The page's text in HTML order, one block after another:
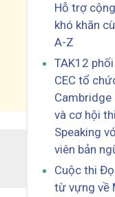
Hỗ trợ
khó khăn
A-Z
TAK12
CEC tổ
Cambridge
và cơ hội
Speaking
viên bản
Cuộc thi
từ vựng về